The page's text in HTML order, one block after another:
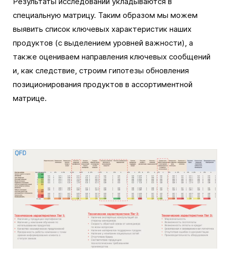
специальную матрицу. Таким образом мы можем
выявить список ключевых характеристик наших
продуктов (с выделением уровней важности), а
также оцениваем направления ключевых сообщений
и, как следствие, строим гипотезы обновления
позиционирования продуктов в ассортиментной
матрице.